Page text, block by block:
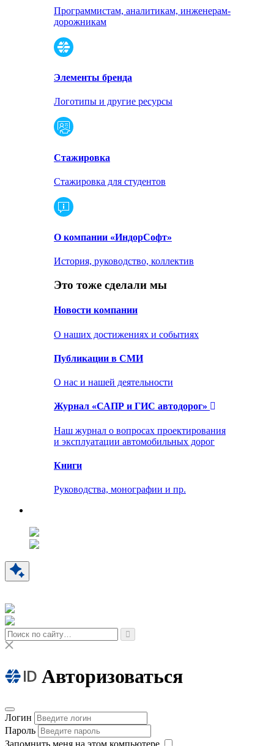
Программистам, аналитикам, инженерам-
дорожникам
Элементы бренда
Логотипы и другие ресурсы
Стажировка
Стажировка для студентов
О компании «ИндорСофт»
История, руководство, коллектив
Это тоже сделали мы
Новости компании
О наших достижениях и событиях
Публикации в СМИ
О нас и нашей деятельности
Журнал «САПР и ГИС автодорог»
Наш журнал о вопросах проектирования
и эксплуатации автомобильных дорог
Книги
Руководства, монографии и пр.
Авторизоваться
Логин
Пароль